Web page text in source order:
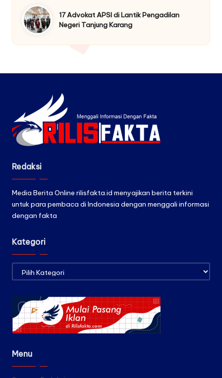
17 Advokat APSI di Lantik Pengadilan
Negeri Tanjung Karang
Redaksi
Media Berita Online rilisfakta.id menyajikan berita terkini
untuk para pembaca di Indonesia dengan menggali informasi
dengan fakta
Kategori
Menu